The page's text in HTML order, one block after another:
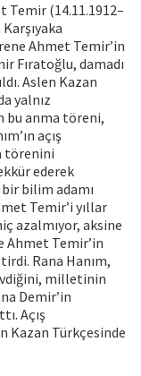
(14.11.1912–
Ahmet Temir’in
Fıratoğlu, damadı
Aslen Kazan
yalnız
bu anma töreni,
açış
törenini
ederek
bilim adamı
Temir’i yıllar
azalmıyor, aksine
Ahmet Temir’in
Rana Hanım,
milletinin
Demir’in
Açış
Kazan Türkçesinde